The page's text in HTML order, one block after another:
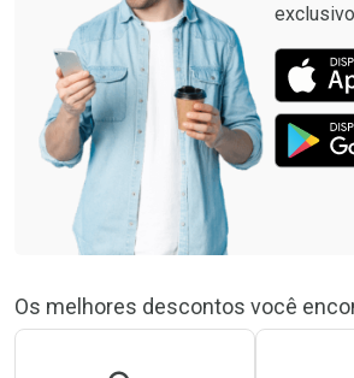
Os melhores descontos você